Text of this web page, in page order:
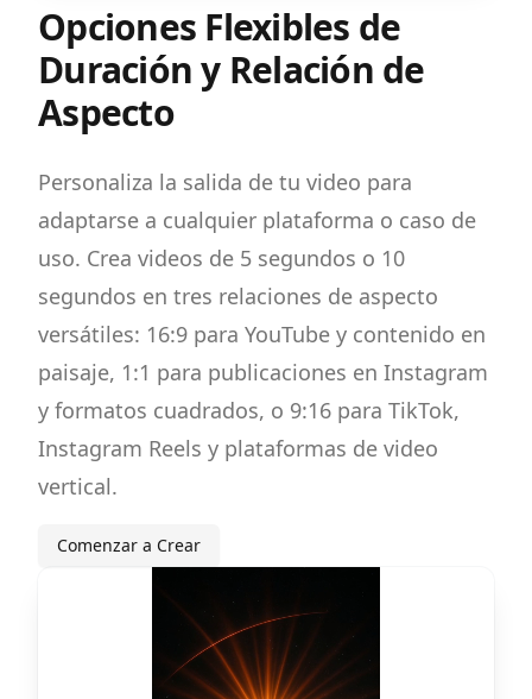
Opciones Flexibles de
Duración y Relación de
Aspecto
Personaliza la salida de tu video para
adaptarse a cualquier plataforma o caso de
uso. Crea videos de 5 segundos o 10
segundos en tres relaciones de aspecto
versátiles: 16:9 para YouTube y contenido en
paisaje, 1:1 para publicaciones en Instagram
y formatos cuadrados, o 9:16 para TikTok,
Instagram Reels y plataformas de video
vertical.
Comenzar a Crear